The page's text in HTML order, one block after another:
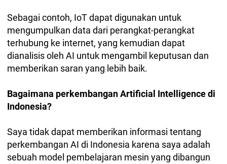
Sebagai contoh, IoT dapat digunakan untuk
mengumpulkan data dari perangkat-perangkat
terhubung ke internet, yang kemudian dapat
dianalisis oleh AI untuk mengambil keputusan dan
memberikan saran yang lebih baik.
Bagaimana perkembangan Artificial Intelligence di
Indonesia?
Saya tidak dapat memberikan informasi tentang
perkembangan AI di Indonesia karena saya adalah
sebuah model pembelajaran mesin yang dibangun